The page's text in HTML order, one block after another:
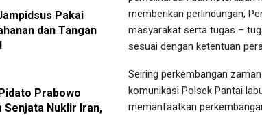
Pakai
dan Tangan
Prabowo
Senjata Nuklir Iran,
memberikan perlindungan,
masyarakat serta tugas –
sesuai dengan ketentuan
Seiring perkembangan
komunikasi Polsek Pantai
memanfaatkan